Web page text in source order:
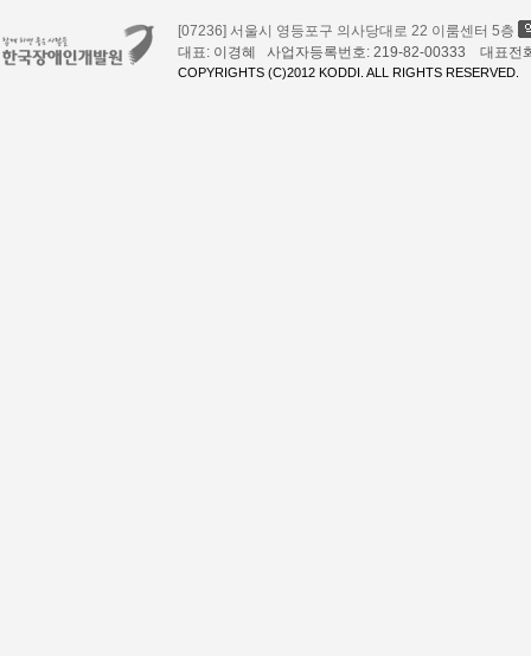
[07236] 서울시 영등포구 의사당대로 22 이룸센터 5층
대표: 이경혜 사업자등록번호: 219-82-00333 대표
COPYRIGHTS (C)2012 KODDI. ALL RIGHTS RESERVED.